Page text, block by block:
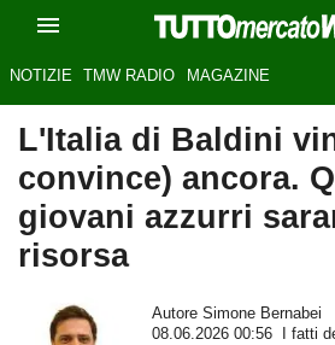
NOTIZIE TMW RADIO MAGAZINE
L'Italia di Baldini
convince) ancora.
giovani azzurri
risorsa
Autore Simone Bernabei
08.06.2026 00:56
I fatti